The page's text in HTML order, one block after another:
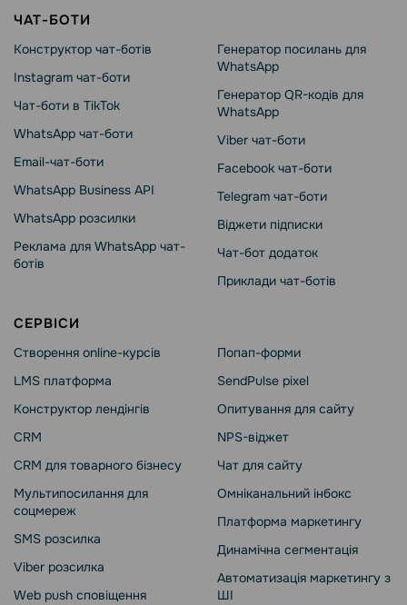
ЧАТ-БОТИ
Конструктор чат-ботів
Instagram чат-боти
Чат-боти в TikTok
WhatsApp чат-боти
Email-чат-боти
WhatsApp Business API
WhatsApp розсилки
Реклама для WhatsApp чат-
ботів
Генератор посилань для
WhatsApp
Генератор QR-кодів для
WhatsApp
Viber чат-боти
Facebook чат-боти
Telegram чат-боти
Віджети підписки
Чат-бот додаток
Приклади чат-ботів
СЕРВІСИ
Створення online-курсів
LMS платформа
Конструктор лендінгів
CRM
CRM для товарного бізнесу
Мультипосилання для
соцмереж
SMS розсилка
Viber розсилка
Web push сповіщення
Попап-форми
SendPulse pixel
Опитування для сайту
NPS-віджет
Чат для сайту
Омніканальний інбокс
Платформа маркетингу
Динамічна сегментація
Автоматизація маркетингу з
ШІ